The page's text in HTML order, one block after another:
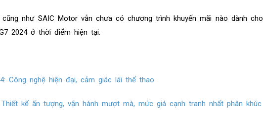
cũng như SAIC Motor vẫn chưa có chương trình khuyến mãi nào dành cho
2024 ở thời điểm hiện tại.
Công nghệ hiện đại, cảm giác lái thể thao
kế ấn tượng, vận hành mượt mà, mức giá cạnh tranh nhất phân khúc